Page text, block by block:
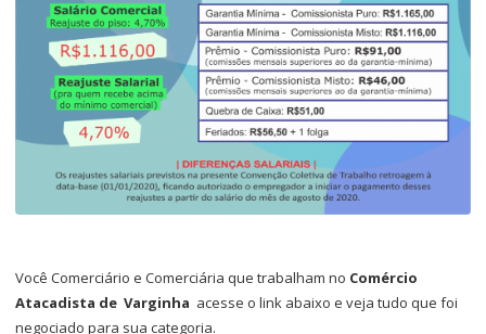
Você Comerciário e Comerciária que trabalham no Comércio
Atacadista de Varginha acesse o link abaixo e veja tudo que foi
negociado para sua categoria.